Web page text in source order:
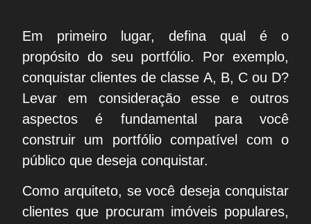
Em primeiro lugar, defina qual é o
propósito do seu portfólio. Por exemplo,
conquistar clientes de classe A, B, C ou D?
Levar em consideração esse e outros
aspectos é fundamental para você
construir um portfólio compatível com o
público que deseja conquistar.
Como arquiteto, se você deseja conquistar
clientes que procuram imóveis populares,